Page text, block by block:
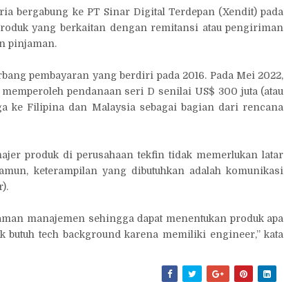
bergabung ke PT Sinar Digital Terdepan (Xendit) pada
yang berkaitan dengan remitansi atau pengiriman
pinjaman.
pembayaran yang berdiri pada 2016. Pada Mei 2022,
pendanaan seri D senilai US$ 300 juta (atau
ke Filipina dan Malaysia sebagai bagian dari rencana
produk di perusahaan tekfin tidak memerlukan latar
keterampilan yang dibutuhkan adalah komunikasi
manajemen sehingga dapat menentukan produk apa
butuh tech background karena memiliki engineer,” kata